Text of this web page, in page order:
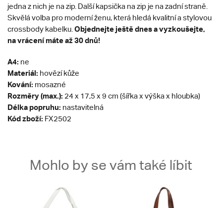
jedna z nich je na zip. Další kapsička na zip je na zadní straně.
Skvělá volba pro moderní ženu, která hledá kvalitní a stylovou
crossbody kabelku. Objednejte ještě dnes a vyzkoušejte,
na vrácení máte až 30 dnů!
A4: ne
Materiál: hovězí kůže
Kování: mosazné
Rozměry (max.): 24 x 17,5 x 9 cm (šířka x výška x hloubka)
Délka popruhu: nastavitelná
Kód zboží: FX2502
Mohlo by se vám také líbit